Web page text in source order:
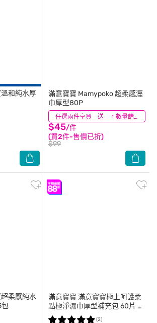
和純水厚
任選兩件享買一送一，數量請選2件
滿意寶寶 Mamypoko 超柔感溼
巾厚型80P
$45/件
(買2件-售價已折)
$99
(28)
柔感純水
包
滿意寶寶 滿意寶寶極上呵護柔
點極淨濕巾厚型補充包 60片 3
包
(2)